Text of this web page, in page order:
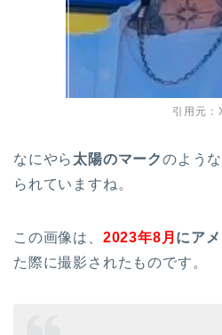
引用元：
なにやら 太陽のマークのよう
られていますね。
この画像は、 2023年8月 にア
た際に撮影されたものです。